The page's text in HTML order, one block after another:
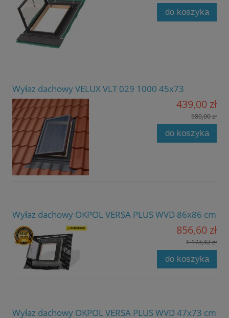
do koszyka
Wyłaz dachowy VELUX VLT 029 1000 45x73
439,00 zł
580,00 zł
do koszyka
Wyłaz dachowy OKPOL VERSA PLUS WVD 86x86 cm
856,60 zł
1 173,42 zł
do koszyka
Wyłaz dachowy OKPOL VERSA PLUS WVD 47x73 cm